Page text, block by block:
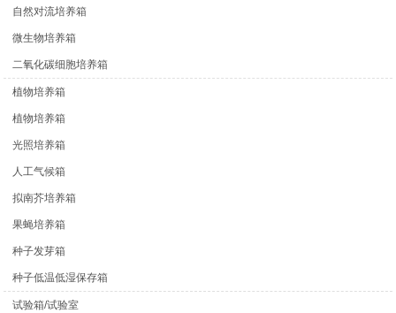
自然对流培养箱
微生物培养箱
二氧化碳细胞培养箱
植物培养箱
植物培养箱
光照培养箱
人工气候箱
拟南芥培养箱
果蝇培养箱
种子发芽箱
种子低温低湿保存箱
试验箱/试验室